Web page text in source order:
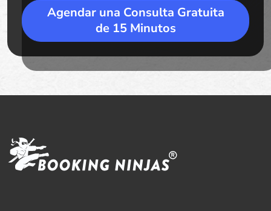
Agendar una Consulta Gratuita
de 15 Minutos